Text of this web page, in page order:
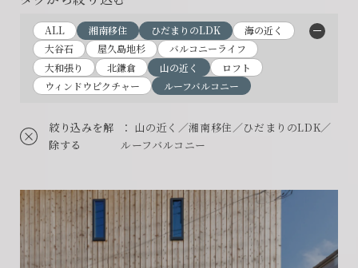
ALL 湘南移住 ひだまりのLDK
海の近く
大谷石
屋久島地杉
バルコニーライフ
大和張り
北鎌倉 山の近く
ロフト
ウィンドウピクチャー
ルーフバルコニー
絞り込みを解
除する
： 山の近く／湘南移住／ひだまりのLDK／
ルーフバルコニー